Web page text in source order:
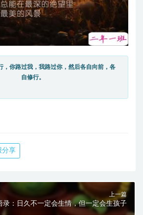
，你路过我，我路过你，然后各自向前，各
自修行。
享
上一篇
录：日久不一定会生情，但一定会生孩子